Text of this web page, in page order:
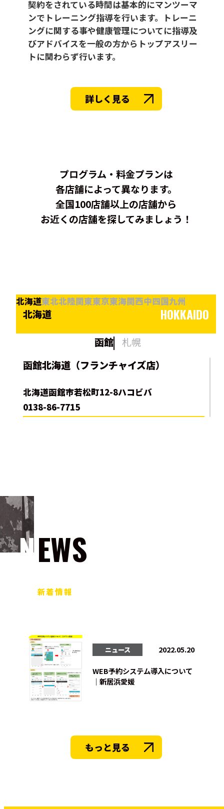
契約をされている時間は基本的にマンツーマ
ンでトレーニング指導を行います。トレーニ
ングに関する事や健康管理についてに指導及
びアドバイスを一般の方からトップアスリー
トに関わらず行います。
詳しく見る
プログラム・料金プランは
各店舗によって異なります。
全国100店舗以上の店舗から
お近くの店舗を探してみましょう！
北海道東北北陸関東東京東海関西中四国九州
北海道 HOKKAIDO
函館
札幌
函館北海道（フランチャイズ店）
北海道函館市若松町12-8ハコビバ
0138-86-7715
NEWS
新着情報
ニュース 2022.05.20
WEB予約システム導入について
｜新居浜愛媛
もっと見る